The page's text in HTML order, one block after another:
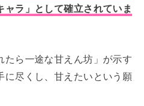
ャラ」として確立されていま
たら一途な甘えん坊」が示す
に尽くし、甘えたいという願